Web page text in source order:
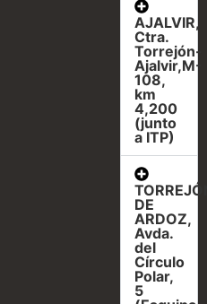
AJALVIR,
Ctra.
Torrejón-
Ajalvir,M-
108,
km
4,200
(junto
a ITP)
TORREJÓN
DE
ARDOZ,
Avda.
del
Círculo
Polar,
5